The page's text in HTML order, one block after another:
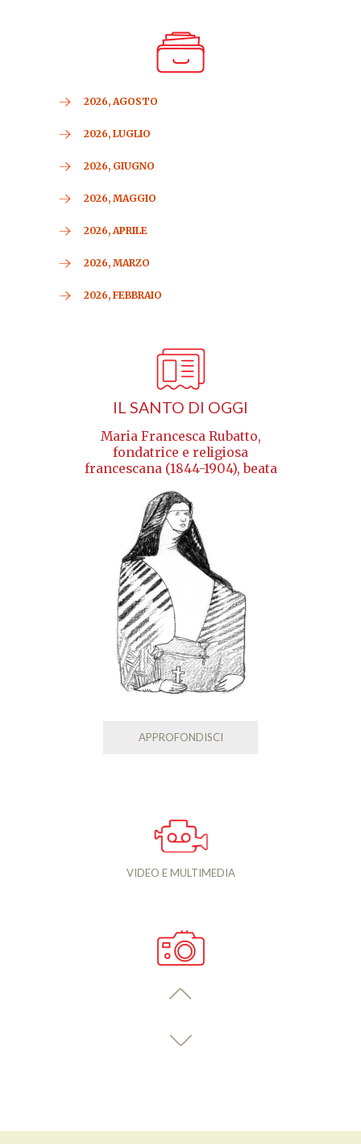
2026, AGOSTO
2026, LUGLIO
2026, GIUGNO
2026, MAGGIO
2026, APRILE
2026, MARZO
2026, FEBBRAIO
IL SANTO DI OGGI
Maria Francesca Rubatto,
fondatrice e religiosa
francescana (1844-1904), beata
APPROFONDISCI
VIDEO E MULTIMEDIA